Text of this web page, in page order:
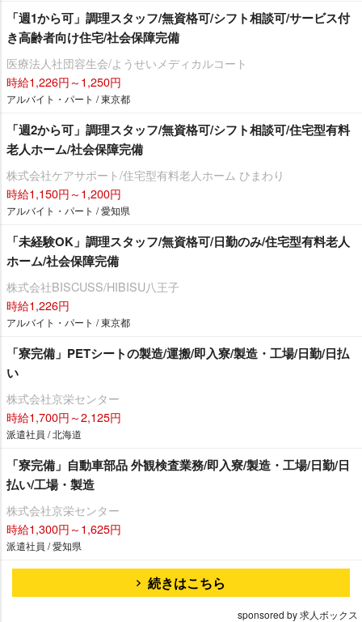
「週1から可」調理スタッフ/無資格可/シフト相談可/サービス付
き高齢者向け住宅/社会保障完備
医療法人社団容生会/ようせいメディカルコート
時給1,226円～1,250円
アルバイト・パート / 東京都
「週2から可」調理スタッフ/無資格可/シフト相談可/住宅型有料
老人ホーム/社会保障完備
株式会社ケアサポート/住宅型有料老人ホーム ひまわり
時給1,150円～1,200円
アルバイト・パート / 愛知県
「未経験OK」調理スタッフ/無資格可/日勤のみ/住宅型有料老人
ホーム/社会保障完備
株式会社BISCUSS/HIBISU八王子
時給1,226円
アルバイト・パート / 東京都
「寮完備」PETシートの製造/運搬/即入寮/製造・工場/日勤/日払
い
株式会社京栄センター
時給1,700円～2,125円
派遣社員 / 北海道
「寮完備」自動車部品 外観検査業務/即入寮/製造・工場/日勤/日
払い/工場・製造
株式会社京栄センター
時給1,300円～1,625円
派遣社員 / 愛知県
続きはこちら
sponsored by 求人ボックス